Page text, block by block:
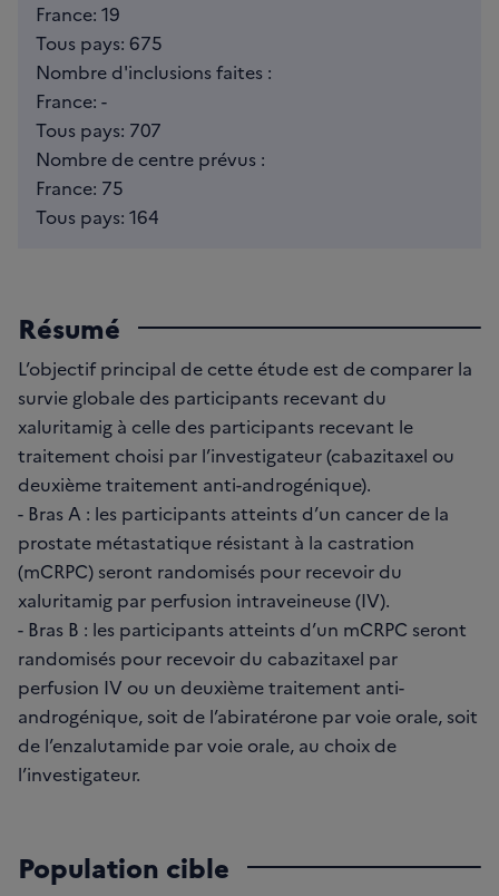
France: 19
Tous pays: 675
Nombre d'inclusions faites :
France: -
Tous pays: 707
Nombre de centre prévus :
France: 75
Tous pays: 164
Résumé
L’objectif principal de cette étude est de comparer la
survie globale des participants recevant du
xaluritamig à celle des participants recevant le
traitement choisi par l’investigateur (cabazitaxel ou
deuxième traitement anti-androgénique).
- Bras A : les participants atteints d’un cancer de la
prostate métastatique résistant à la castration
(mCRPC) seront randomisés pour recevoir du
xaluritamig par perfusion intraveineuse (IV).
- Bras B : les participants atteints d’un mCRPC seront
randomisés pour recevoir du cabazitaxel par
perfusion IV ou un deuxième traitement anti-
androgénique, soit de l’abiratérone par voie orale, soit
de l’enzalutamide par voie orale, au choix de
l’investigateur.
Population cible